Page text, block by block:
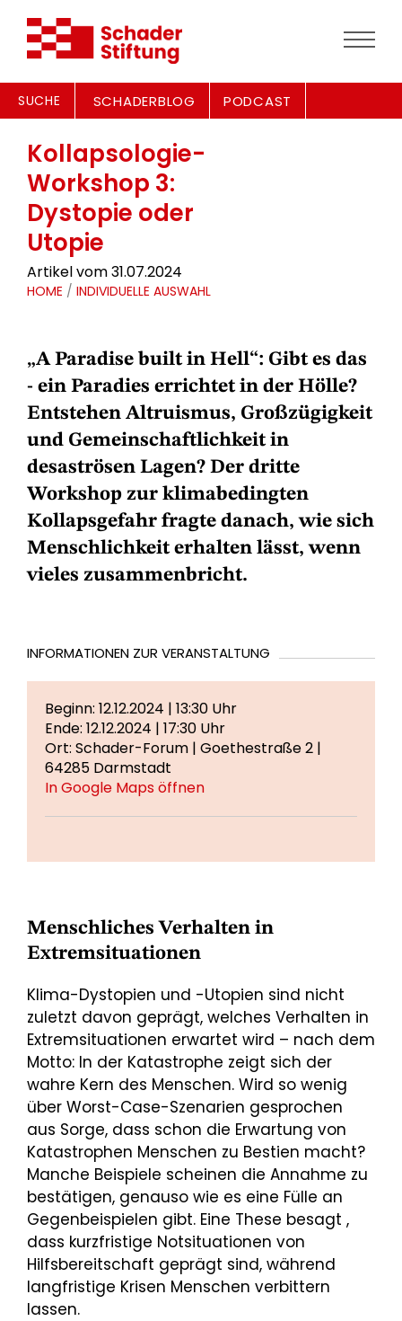
SUCHE SCHADERBLOG PODCAST
Kollapsologie-
Workshop 3:
Dystopie oder
Utopie
Artikel vom 31.07.2024
HOME / INDIVIDUELLE AUSWAHL
„A Paradise built in Hell“: Gibt es das
- ein Paradies errichtet in der Hölle?
Entstehen Altruismus, Großzügigkeit
und Gemeinschaftlichkeit in
desaströsen Lagen? Der dritte
Workshop zur klimabedingten
Kollapsgefahr fragte danach, wie sich
Menschlichkeit erhalten lässt, wenn
vieles zusammenbricht.
INFORMATIONEN ZUR VERANSTALTUNG
Beginn: 12.12.2024 | 13:30 Uhr
Ende: 12.12.2024 | 17:30 Uhr
Ort: Schader-Forum | Goethestraße 2 |
64285 Darmstadt
In Google Maps öffnen
Menschliches Verhalten in
Extremsituationen
Klima-Dystopien und -Utopien sind nicht
zuletzt davon geprägt, welches Verhalten in
Extremsituationen erwartet wird – nach dem
Motto: In der Katastrophe zeigt sich der
wahre Kern des Menschen. Wird so wenig
über Worst-Case-Szenarien gesprochen
aus Sorge, dass schon die Erwartung von
Katastrophen Menschen zu Bestien macht?
Manche Beispiele scheinen die Annahme zu
bestätigen, genauso wie es eine Fülle an
Gegenbeispielen gibt. Eine These besagt ,
dass kurzfristige Notsituationen von
Hilfsbereitschaft geprägt sind, während
langfristige Krisen Menschen verbittern
lassen.